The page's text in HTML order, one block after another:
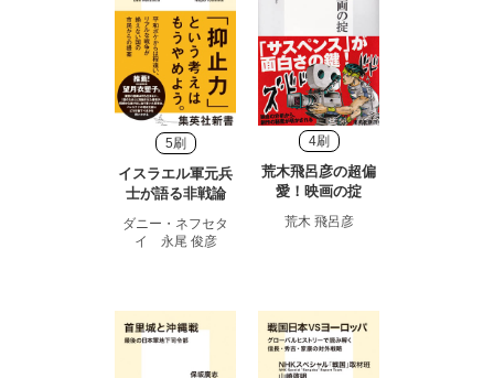
5刷
イスラエル軍元兵
士が語る非戦論
ダニー・ネフセタ
イ 永尾 俊彦
4刷
荒木飛呂彦の超偏
愛！映画の掟
荒木 飛呂彦